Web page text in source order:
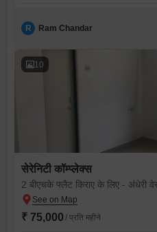
R Ram Chandar
10
सेरेनिटी कॉम्प्लेक्स
2 बीएचके फ्लैट किराए के लिए - अंधेरी
₹ 75,000 / प्रति महीने